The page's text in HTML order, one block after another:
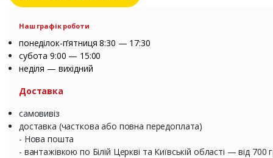
Наш графік роботи
понеділок-п’ятниця 8:30 — 17:30
субота 9:00 — 15:00
неділя — вихідний
Доставка
самовивіз
доставка (часткова або повна передоплата)
- Нова пошта
- вантажівкою по Білій Церкві та Київській області — від 700